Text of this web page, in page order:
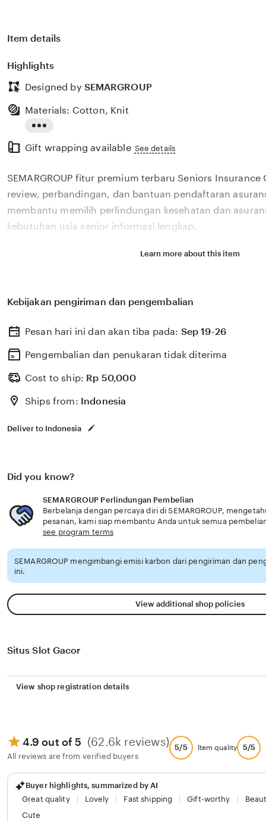
Item details
Highlights
Designed by SEMARGROUP
the
description
Materials: Cotton, Knit
Gift wrapping available See details
SEMARGROUP fitur premium terbaru Seniors
review, perbandingan, dan bantuan pendaftaran
membantu memilih perlindungan kesehatan dan
kebutuhan usia senior informasi lengkap.
Situs SEMARGROUP fitur premium terbaru Seniors
dengan kebutuhan usia senior informasi lengkap.
Learn more about this item
Kebijakan pengiriman dan pengembalian
Pesan hari ini dan akan tiba pada: Sep 19-26
Pengembalian dan penukaran tidak diterima
Cost to ship: Rp 50,000
Ships from: Indonesia
Deliver to Indonesia
Did you know?
SEMARGROUP Perlindungan Pembelian
Berbelanja dengan percaya diri di SEMARGROUP,
pesanan, kami siap membantu Anda untuk semua
see program terms
SEMARGROUP mengimbangi emisi karbon dari pengiriman dan
ini.
View additional shop policies
Situs Slot Gacor
View shop registration details
4.9 out of 5 (62.6k reviews)
All reviews are from verified buyers
5/5 Item quality 5/5
Buyer highlights, summarized by AI
Great quality
Lovely Fast shipping Gift-worthy
Cute